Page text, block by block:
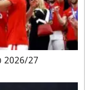
2026/27